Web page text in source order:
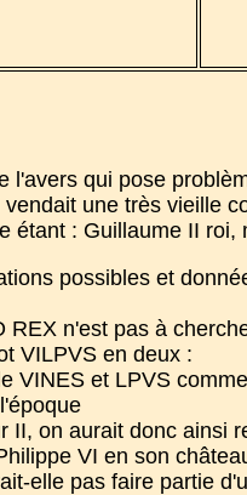
l'avers qui pose
une très vieille
étant : Guillaume II
possibles et
REX n'est pas à
VILPVS en deux :
VINES et LPVS
II, on aurait donc ainsi
VI en son
elle pas faire partie